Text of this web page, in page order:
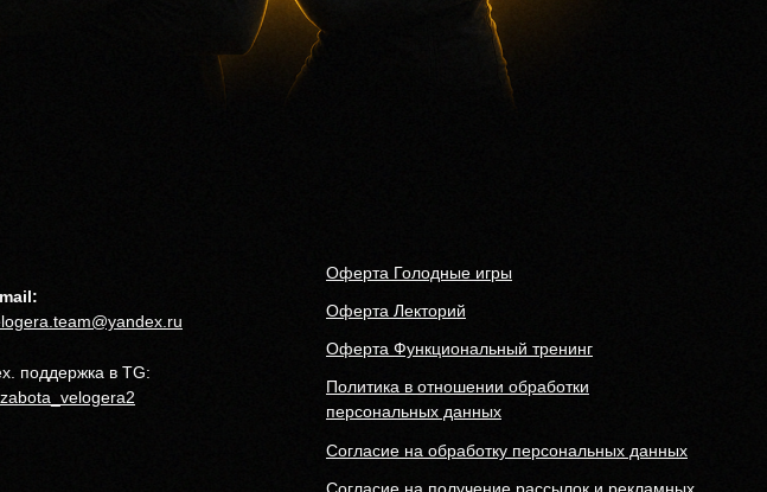
Согласие на обработку персональных данных
Оферта Функциональный тренинг
Оферта Лекторий
Оферта Голодные игры
Политика в отношении обработки
персональных данных
поддержка в TG: